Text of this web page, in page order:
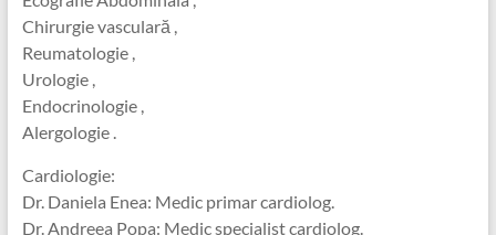
Chirurgie vasculară ,
Reumatologie ,
Urologie ,
Endocrinologie ,
Alergologie .
Cardiologie:
Dr. Daniela Enea: Medic primar cardiolog.
Dr. Andreea Popa: Medic specialist cardiolog.